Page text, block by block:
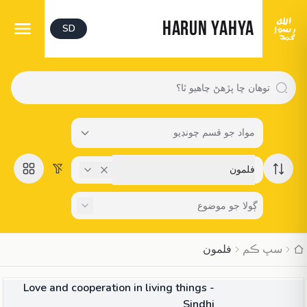
HARUN YAHYA
SD
مواد جو قسم چونڊيو
فلمون
سڀ ڪم فلمون
Love and cooperation in living things -